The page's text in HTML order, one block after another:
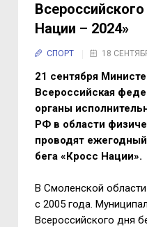
Нации – 2024»
СПОРТ 18
21 сентября
Всероссийская
органы
РФ в области
проводят
бега «Кросс Нации».
В Смоленской
с 2005 года.
Всероссийского дня